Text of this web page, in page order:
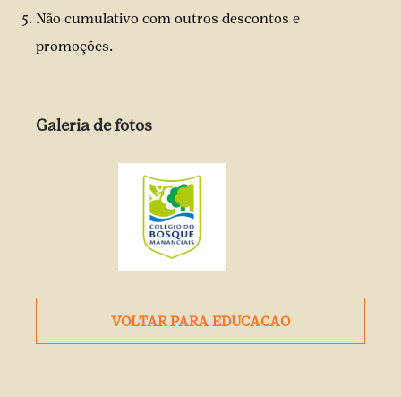
Não cumulativo com outros descontos e
promoções.
Galeria de fotos
VOLTAR PARA EDUCACAO